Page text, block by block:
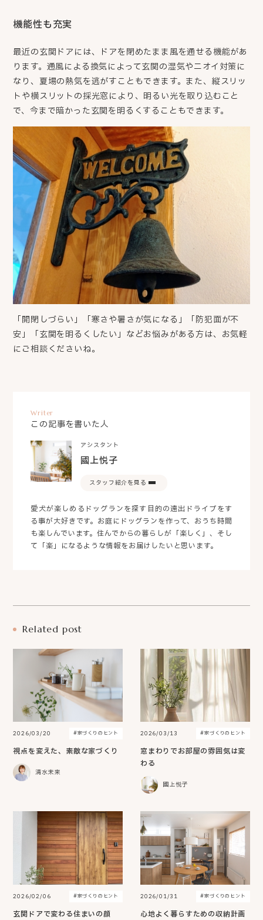
機能性も充実
最近の玄関ドアには、ドアを閉めたまま風を通せる機能があ
ります。通風による換気によって玄関の湿気やニオイ対策に
なり、夏場の熱気を逃がすこともできます。また、縦スリッ
トや横スリットの採光窓により、明るい光を取り込むこと
で、今まで暗かった玄関を明るくすることもできます。
「開閉しづらい」「寒さや暑さが気になる」「防犯面が不
安」「玄関を明るくしたい」などお悩みがある方は、お気軽
にご相談くださいね。
Writer
この記事を書いた人
アシスタント
國上悦子
スタッフ紹介を見る
愛犬が楽しめるドッグランを探す目的の遠出ドライブをす
る事が大好きです。お庭にドッグランを作って、おうち時間
も楽しんでいます。住んでからの暮らしが「楽しく」、そし
て「楽」になるような情報をお届けしたいと思います。
Related post
2026/03/20 #家づくりのヒント
視点を変えた、素敵な家づくり
清水未来
2026/03/13 #家づくりのヒント
窓まわりでお部屋の雰囲気は変
わる
國上悦子
2026/02/06 #家づくりのヒント
玄関ドアで変わる住まいの顔
2026/01/31 #家づくりのヒント
心地よく暮らすための収納計画